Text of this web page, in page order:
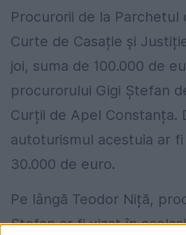
Procurorii de la Parchetul
Curte de Casație și
joi, suma de 100.000 de
procurorului Gigi Ștefan
Curții de Apel Constanța.
autoturismul acestuia ar
30.000 de euro.
Pe lângă Teodor Niță,
Ștefan ar fi vizat în